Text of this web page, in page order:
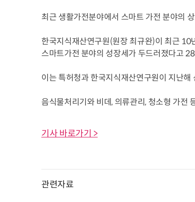
최근 생활가전분야에서 스마트 가전 분야의
한국지식재산연구원(원장 최규완)이 최근
스마트가전 분야의 성장세가 두드러졌다고
이는 특허청과 한국지식재산연구원이 지난
음식물처리기와 비데, 의류관리, 청소형 가전
기사 바로가기 >
관련자료